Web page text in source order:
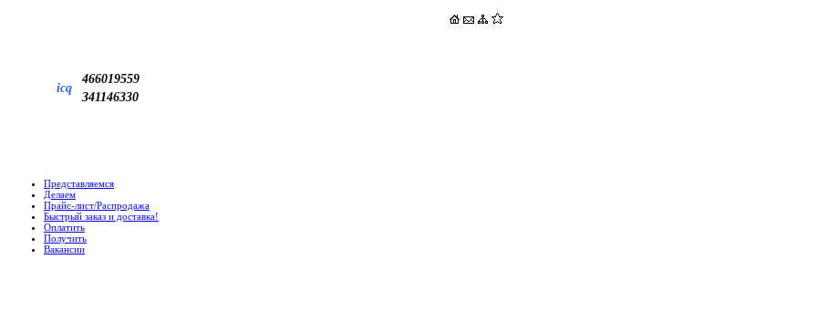
icq
466019559
341146330
Представляемся
Делаем
Прайс-лист/Распродажа
Быстрый заказ и доставка!
Оплатить
Получить
Вакансии